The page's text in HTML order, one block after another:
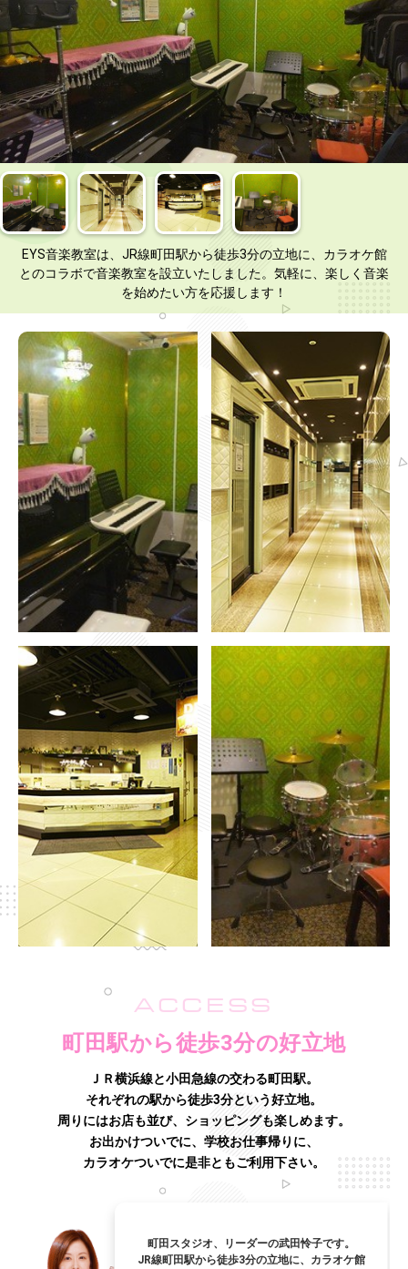
EYS音楽教室は、JR線町田駅から徒歩3分の立地に、カラオケ館
とのコラボで音楽教室を設立いたしました。気軽に、楽しく音楽
を始めたい方を応援します！
ACCESS
町田駅から徒歩3分の好立地
ＪＲ横浜線と小田急線の交わる町田駅。
それぞれの駅から徒歩3分という好立地。
周りにはお店も並び、ショッピングも楽しめます。
お出かけついでに、学校お仕事帰りに、
カラオケついでに是非ともご利用下さい。
町田スタジオ、リーダーの武田怜子です。
JR線町田駅から徒歩3分の立地に、カラオケ館